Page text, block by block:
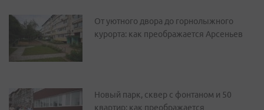
От уютного двора до горнолыжного
курорта: как преображается Арсеньев
Новый парк, сквер с фонтаном и 50
квартир: как преображается